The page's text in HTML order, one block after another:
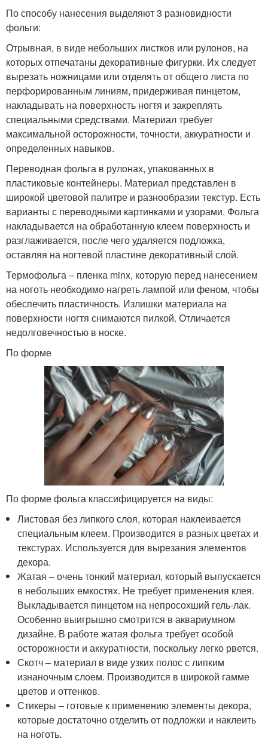
По способу нанесения выделяют 3 разновидности
фольги:
Отрывная, в виде небольших листков или рулонов, на
которых отпечатаны декоративные фигурки. Их следует
вырезать ножницами или отделять от общего листа по
перфорированным линиям, придерживая пинцетом,
накладывать на поверхность ногтя и закреплять
специальными средствами. Материал требует
максимальной осторожности, точности, аккуратности и
определенных навыков.
Переводная фольга в рулонах, упакованных в
пластиковые контейнеры. Материал представлен в
широкой цветовой палитре и разнообразии текстур. Есть
варианты с переводными картинками и узорами. Фольга
накладывается на обработанную клеем поверхность и
разглаживается, после чего удаляется подложка,
оставляя на ногтевой пластине декоративный слой.
Термофольга – пленка minx, которую перед нанесением
на ноготь необходимо нагреть лампой или феном, чтобы
обеспечить пластичность. Излишки материала на
поверхности ногтя снимаются пилкой. Отличается
недолговечностью в носке.
По форме
По форме фольга классифицируется на виды:
Листовая без липкого слоя, которая наклеивается
специальным клеем. Производится в разных цветах и
текстурах. Используется для вырезания элементов
декора.
Жатая – очень тонкий материал, который выпускается
в небольших емкостях. Не требует применения клея.
Выкладывается пинцетом на непросохший гель-лак.
Особенно выигрышно смотрится в аквариумном
дизайне. В работе жатая фольга требует особой
осторожности и аккуратности, поскольку легко рвется.
Скотч – материал в виде узких полос с липким
изнаночным слоем. Производится в широкой гамме
цветов и оттенков.
Стикеры – готовые к применению элементы декора,
которые достаточно отделить от подложки и наклеить
на ноготь.